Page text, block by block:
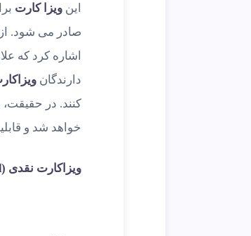
این ویزا کارت
صادر می شود.
اشاره کرد که
دارندگان
کنند. در
خواهد شد و
ویزاکارت نقدی (Debit Visa Card)